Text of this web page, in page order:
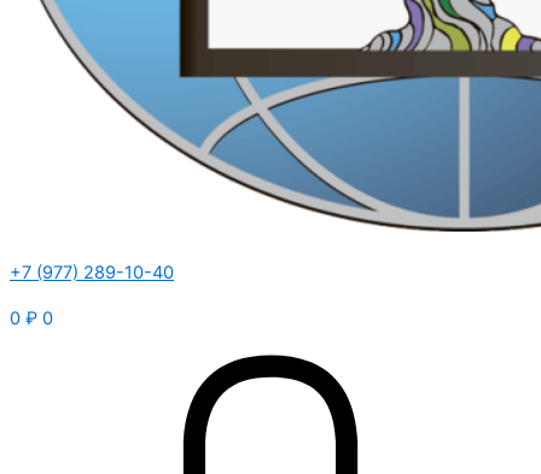
+7 (977) 289-10-40
0 ₽ 0